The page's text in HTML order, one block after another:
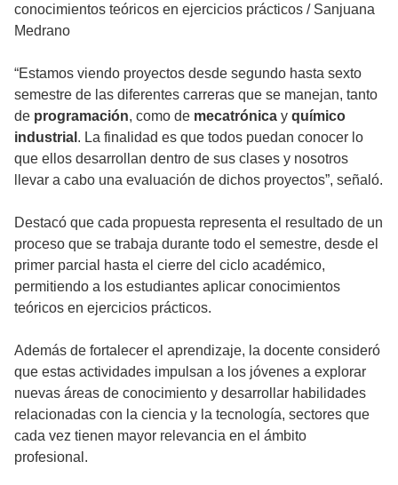
conocimientos teóricos en ejercicios prácticos / Sanjuana
Medrano
“Estamos viendo proyectos desde segundo hasta sexto
semestre de las diferentes carreras que se manejan, tanto
de programación, como de mecatrónica y químico
industrial . La finalidad es que todos puedan conocer lo
que ellos desarrollan dentro de sus clases y nosotros
llevar a cabo una evaluación de dichos proyectos”, señaló.
Destacó que cada propuesta representa el resultado de un
proceso que se trabaja durante todo el semestre, desde el
primer parcial hasta el cierre del ciclo académico,
permitiendo a los estudiantes aplicar conocimientos
teóricos en ejercicios prácticos.
Además de fortalecer el aprendizaje, la docente consideró
que estas actividades impulsan a los jóvenes a explorar
nuevas áreas de conocimiento y desarrollar habilidades
relacionadas con la ciencia y la tecnología, sectores que
cada vez tienen mayor relevancia en el ámbito
profesional.